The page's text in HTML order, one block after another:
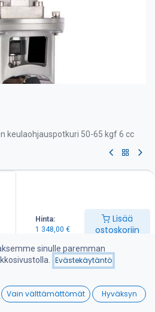
Hinta:
1 348,00 €
Lisää
ostoskoriin
Wishlist
keulaohjauspotkuri 50-65 kgf 6 cc
50-65 kgf 6
keulapotkuri Hollannista. Työntö
150 mm.
joka on suunniteltu antamaan
ja korkealaatuiset
sinulle paremman
Evästekäytäntö
Vain välttämättömät Hyväksyn